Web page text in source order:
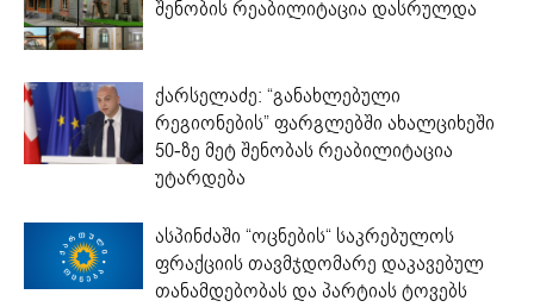
შენობის რეაბილიტაცია დასრულდა
ქარსელაძე: “განახლებული
რეგიონების” ფარგლებში ახალციხეში
50-ზე მეტ შენობას რეაბილიტაცია
უტარდება
ასპინძაში “ოცნების“ საკრებულოს
ფრაქციის თავმჯდომარე დაკავებულ
თანამდებობას და პარტიას ტოვებს